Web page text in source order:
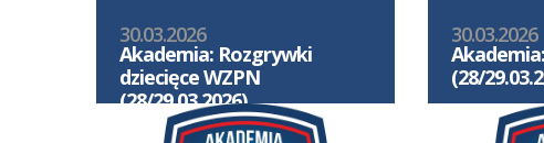
30.03.2026
Akademia: Rozgrywki
dziecięce WZPN
(28/29.03.2026)
30.03.2026
(28/